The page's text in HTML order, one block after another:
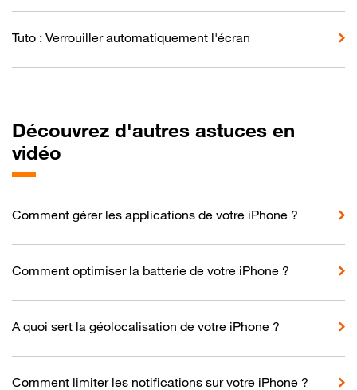
Tuto : Verrouiller automatiquement l'écran
Découvrez d'autres astuces en
vidéo
Comment gérer les applications de votre iPhone ?
Comment optimiser la batterie de votre iPhone ?
A quoi sert la géolocalisation de votre iPhone ?
Comment limiter les notifications sur votre iPhone ?